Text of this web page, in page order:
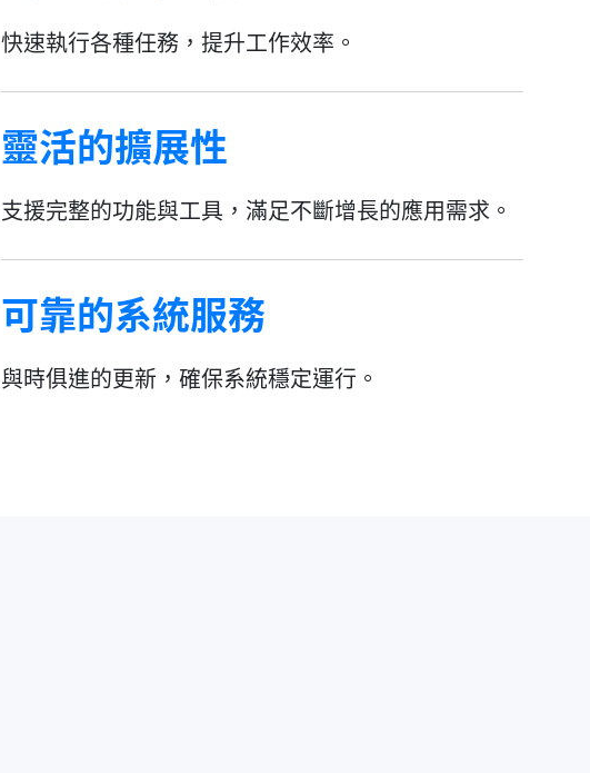
快速執行各種任務，提升工作效率。
靈活的擴展性
支援完整的功能與工具，滿足不斷增長的應用需求。
可靠的系統服務
與時俱進的更新，確保系統穩定運行。